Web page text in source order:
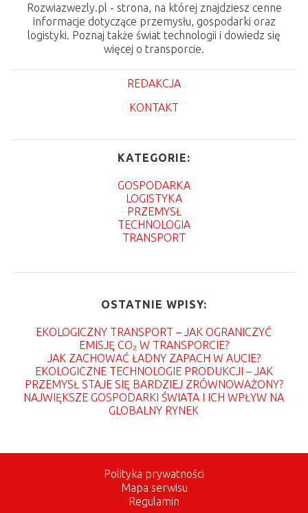
Rozwiazwezly.pl - strona, na której znajdziesz cenne
informacje dotyczące przemysłu, gospodarki oraz
logistyki. Poznaj także świat technologii i dowiedz się
więcej o transporcie.
REDAKCJA
KONTAKT
KATEGORIE:
GOSPODARKA
LOGISTYKA
PRZEMYSŁ
TECHNOLOGIA
TRANSPORT
OSTATNIE WPISY:
EKOLOGICZNY TRANSPORT – JAK OGRANICZYĆ
EMISJĘ CO₂ W TRANSPORCIE?
JAK ZACHOWAĆ ŁADNY ZAPACH W AUCIE?
EKOLOGICZNE TECHNOLOGIE PRODUKCJI – JAK
PRZEMYSŁ STAJE SIĘ BARDZIEJ ZRÓWNOWAŻONY?
NAJWIĘKSZE GOSPODARKI ŚWIATA I ICH WPŁYW NA
GLOBALNY RYNEK
Polityka prywatności
Mapa serwisu
Regulamin